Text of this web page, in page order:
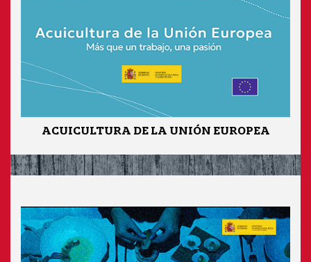
ACUICULTURA DE LA UNIÓN EUROPEA